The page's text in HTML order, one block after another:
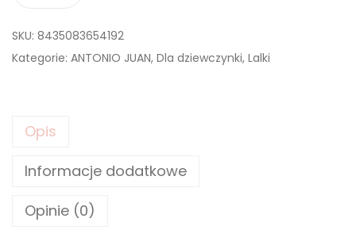
o
ś
N
O
I
SKU: 8435083654192
Kategorie: ANTONIO JUAN, Dla dziewczynki, Lalki
Opis
Informacje dodatkowe
Opinie (0)